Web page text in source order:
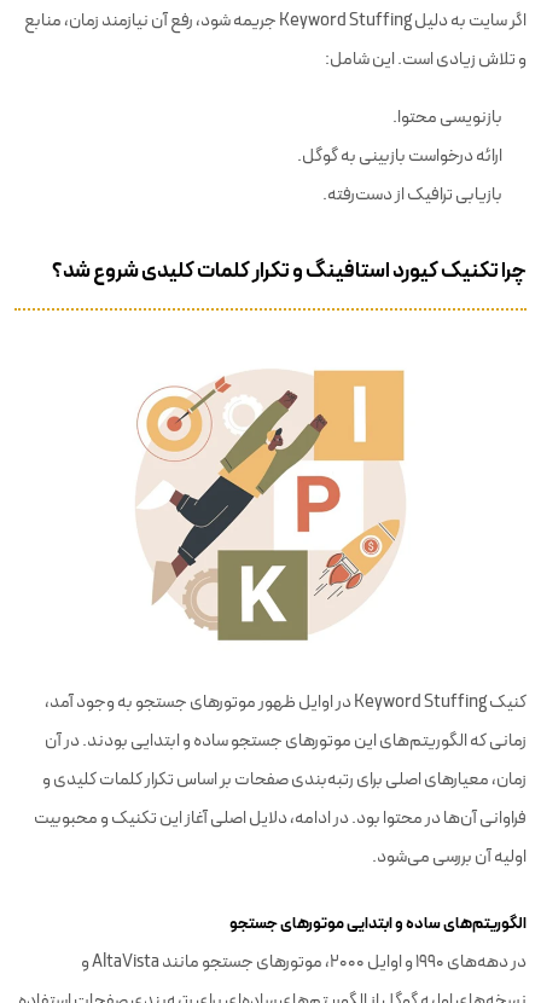
اگر سایت به دلیل Keyword Stuffing جریمه شود، رفع آن نیازمند زمان، منابع
و تلاش زیادی است. این شامل:
بازنویسی محتوا.
ارائه درخواست بازبینی به گوگل.
بازیابی ترافیک از دست‌رفته.
چرا تکنیک کیورد استافینگ و تکرار کلمات کلیدی شروع شد؟
کنیک Keyword Stuffing در اوایل ظهور موتورهای جستجو به وجود آمد،
زمانی که الگوریتم‌های این موتورهای جستجو ساده و ابتدایی بودند. در آن
زمان، معیارهای اصلی برای رتبه‌بندی صفحات بر اساس تکرار کلمات کلیدی و
فراوانی آن‌ها در محتوا بود. در ادامه، دلایل اصلی آغاز این تکنیک و محبوبیت
اولیه آن بررسی می‌شود.
الگوریتم‌های ساده و ابتدایی موتورهای جستجو
در دهه‌های 1990 و اوایل 2000، موتورهای جستجو مانند AltaVista و